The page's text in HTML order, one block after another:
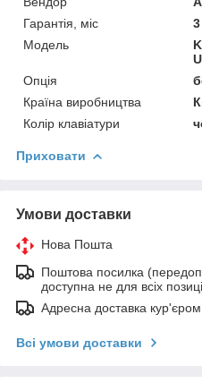
Гарантія, міс
3
Мoдель
Опція
Країна виробництва
Колір клавіатури
Приховати
Умови доставки
Нова Пошта
Поштова посилка
доступна не для всіх
Адресна доставка кур'єром
Всі умови доставки